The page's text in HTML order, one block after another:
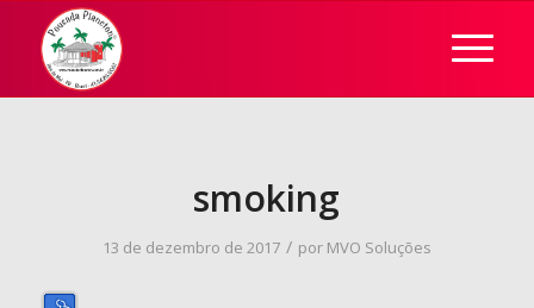
smoking
13 de dezembro de 2017 / por MVO Soluções